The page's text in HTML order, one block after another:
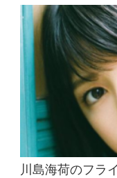
川島海荷のフラ